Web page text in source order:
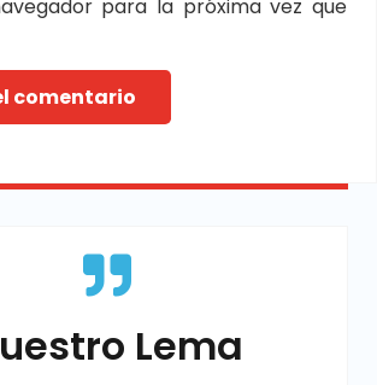
para la próxima vez que
comentario
Lema